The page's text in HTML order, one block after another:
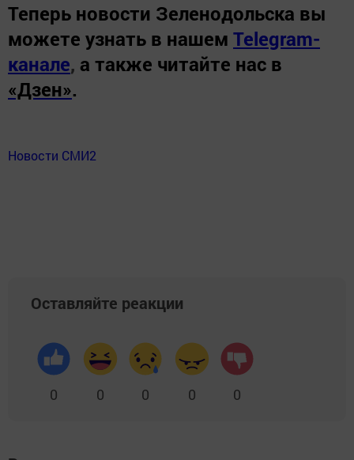
Теперь новости Зеленодольска вы
можете узнать в нашем Telegram-
канале, а также читайте нас в
«Дзен».
Новости СМИ2
Оставляйте реакции
0 0 0 0 0